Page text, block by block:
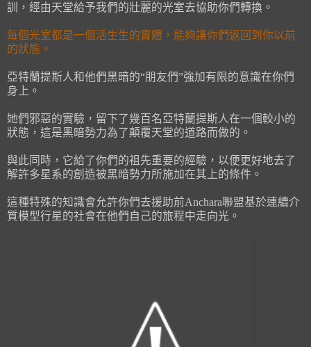
訓，經由天堂給予我們的壯麗的光室去協助你們轉換。
每個光室都是一個活生生的實體，能夠讓你們返回到你以前
的狀態。
亞特蘭提斯人和他們黑暗的“朋友們”強加有限的意識在你們
身上。
她們邪惡的實驗，留下了幾百名亞特蘭提斯人在一個較小的
狀態，這是黑暗勢力為了顛覆天堂的道路而做的。
與此同時，它給了你們的祖先重要的經驗，以便更好地去了
解許多星系的創造被黑暗勢力所施加在其上的條件。
這種特殊的知識會允許你們去援助前Anchara聯盟基於連續介
質模型行星的社會在他們自己的旅程中走向光。